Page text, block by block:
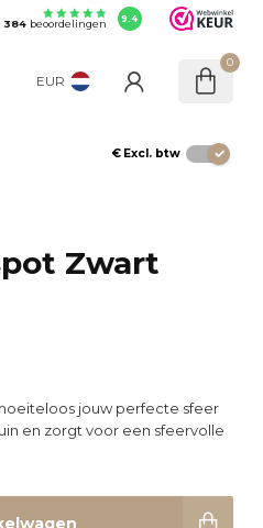
384beoordelingen 9.4
EUR
0
€ Excl. btw
Zwart
jouw perfecte sfeer
en zorgt voor een sfeervolle